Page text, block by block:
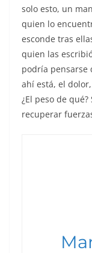
solo esto, un
quien lo
esconde tras
quien las
podría pensarse
ahí está, el
¿El peso de
recuperar